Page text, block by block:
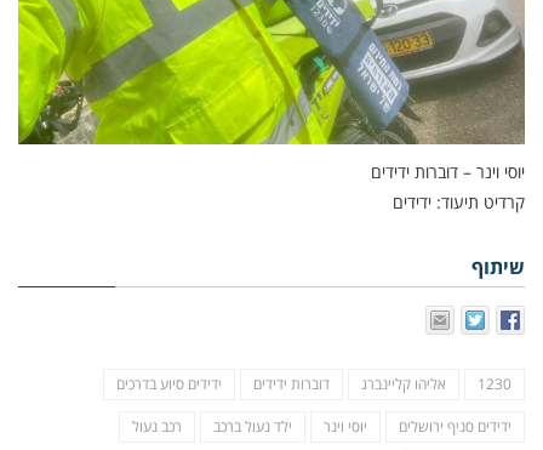
יוסי וינר – דוברות ידידים
קרדיט תיעוד: ידידים
שיתוף
1230 אליהו קליינברג דוברות ידידים ידידים סיוע בדרכים
ידידים סניף ירושלים יוסי וינר ילד נעול ברכב רכב נעול